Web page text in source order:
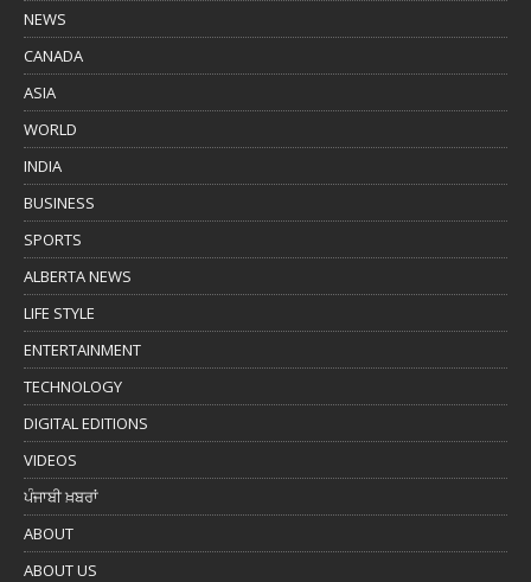
NEWS
CANADA
ASIA
WORLD
INDIA
BUSINESS
SPORTS
ALBERTA NEWS
LIFE STYLE
ENTERTAINMENT
TECHNOLOGY
DIGITAL EDITIONS
VIDEOS
ਪੰਜਾਬੀ ਖ਼ਬਰਾਂ
ABOUT
ABOUT US